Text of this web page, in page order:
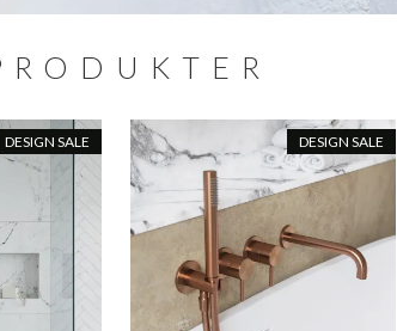
DESIGN SALE DESIGN SALE